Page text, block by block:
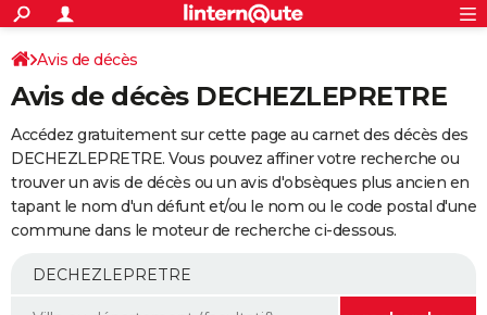
ACTUALITÉS
Politique
Société
Faits Divers
Education
Monde
Villes
+
SPORT
Coupe du monde 2026
Football
Tennis
Cyclisme
Rugby
Forum
Programme TV
TNT
Streaming
Cinéma
Sorties cinéma
Musique
+
FINANCE
Retraite
Epargne
Immobilier
Risques naturels par ville
Assurance
AUTO
Essais
Réserver un essai
Citadines
Berlines
SUV
Forum auto
+
Mobiles
Meilleur smartphone
Internet
Ordinateurs
Jeux vidéo
Guide high-tech
Avis de décès
Avis de décès DECHEZLEPRETRE
Accédez gratuitement sur cette page au carnet des décès des
DECHEZLEPRETRE. Vous pouvez affiner votre recherche ou
trouver un avis de décès ou un avis d'obsèques plus ancien en
tapant le nom d'un défunt et/ou le nom ou le code postal d'une
commune dans le moteur de recherche ci-dessous.